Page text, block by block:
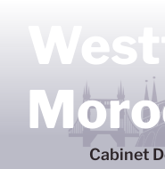
contenu
Cabinet